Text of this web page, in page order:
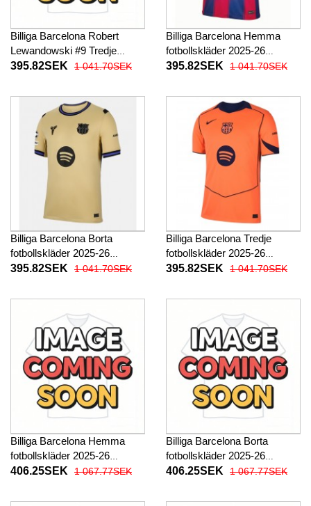
Billiga Barcelona Robert
Lewandowski #9 Tredje
fotbollskläder 2026-27
395.82SEK 1 041.70SEK
Billiga Barcelona Hemma
fotbollskläder 2025-26
Kortärmad
395.82SEK 1 041.70SEK
Billiga Barcelona Borta
fotbollskläder 2025-26
Kortärmad
395.82SEK 1 041.70SEK
Billiga Barcelona Tredje
fotbollskläder 2025-26
Kortärmad
395.82SEK 1 041.70SEK
Billiga Barcelona Hemma
fotbollskläder 2025-26
Långärmad
406.25SEK 1 067.77SEK
Billiga Barcelona Borta
fotbollskläder 2025-26
Långärmad
406.25SEK 1 067.77SEK